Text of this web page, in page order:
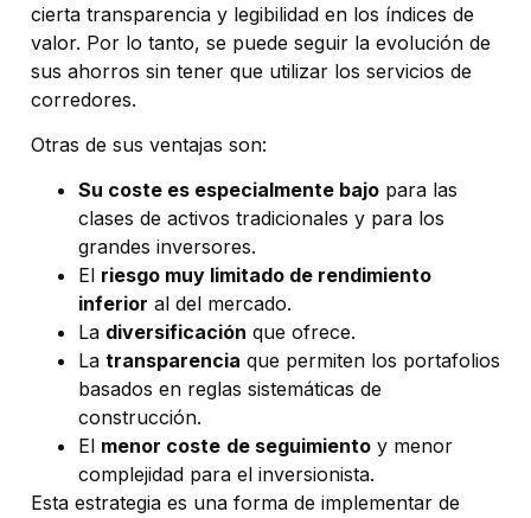
cierta transparencia y legibilidad en los índices de
valor. Por lo tanto, se puede seguir la evolución de
sus ahorros sin tener que utilizar los servicios de
corredores.
Otras de sus ventajas son:
Su coste es especialmente bajo para las
clases de activos tradicionales y para los
grandes inversores.
El riesgo muy limitado de rendimiento
inferior al del mercado.
La diversificación que ofrece.
La transparencia que permiten los portafolios
basados en reglas sistemáticas de
construcción.
El menor coste de seguimiento y menor
complejidad para el inversionista.
Esta estrategia es una forma de implementar de